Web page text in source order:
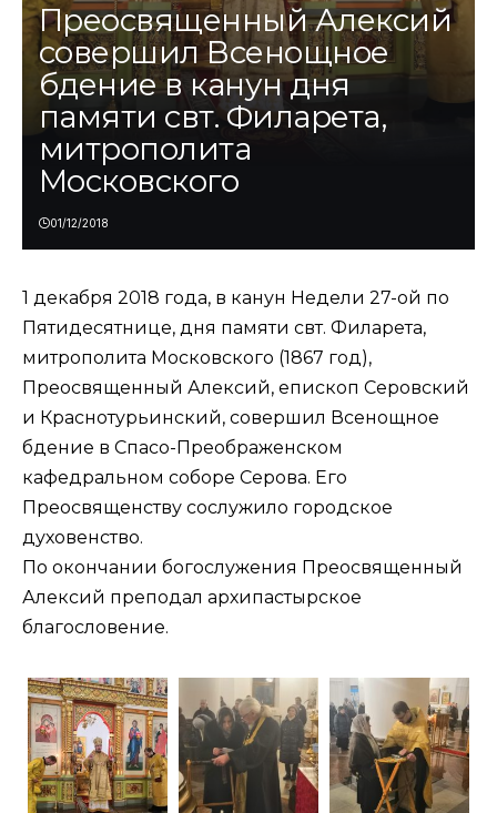
Преосвященный Алексий
совершил Всенощное
бдение в канун дня
памяти свт. Филарета,
митрополита
Московского
01/12/2018
1 декабря 2018 года, в канун Недели 27-ой по
Пятидесятнице, дня памяти свт. Филарета,
митрополита Московского (1867 год),
Преосвященный Алексий, епископ Серовский
и Краснотурьинский, совершил Всенощное
бдение в Спасо-Преображенском
кафедральном соборе Серова. Его
Преосвященству сослужило городское
духовенство.
По окончании богослужения Преосвященный
Алексий преподал архипастырское
благословение.